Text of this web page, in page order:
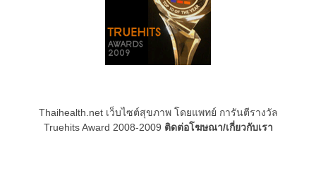
Thaihealth.net เว็บไซต์สุขภาพ โดยแพทย์ การันตีรางวัล
Truehits Award 2008-2009 ติดต่อโฆษณา/เกี่ยวกับเรา